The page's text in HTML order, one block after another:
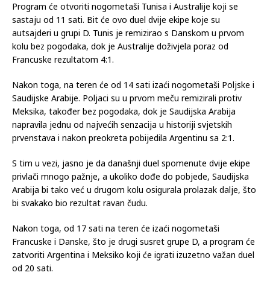
Program će otvoriti nogometaši Tunisa i Australije koji se
sastaju od 11 sati. Bit će ovo duel dvije ekipe koje su
autsajderi u grupi D. Tunis je remizirao s Danskom u prvom
kolu bez pogodaka, dok je Australije doživjela poraz od
Francuske rezultatom 4:1.
Nakon toga, na teren će od 14 sati izaći nogometaši Poljske i
Saudijske Arabije. Poljaci su u prvom meču remizirali protiv
Meksika, također bez pogodaka, dok je Saudijska Arabija
napravila jednu od najvećih senzacija u historiji svjetskih
prvenstava i nakon preokreta pobijedila Argentinu sa 2:1.
S tim u vezi, jasno je da današnji duel spomenute dvije ekipe
privlači mnogo pažnje, a ukoliko dođe do pobjede, Saudijska
Arabija bi tako već u drugom kolu osigurala prolazak dalje, što
bi svakako bio rezultat ravan čudu.
Nakon toga, od 17 sati na teren će izaći nogometaši
Francuske i Danske, što je drugi susret grupe D, a program će
zatvoriti Argentina i Meksiko koji će igrati izuzetno važan duel
od 20 sati.